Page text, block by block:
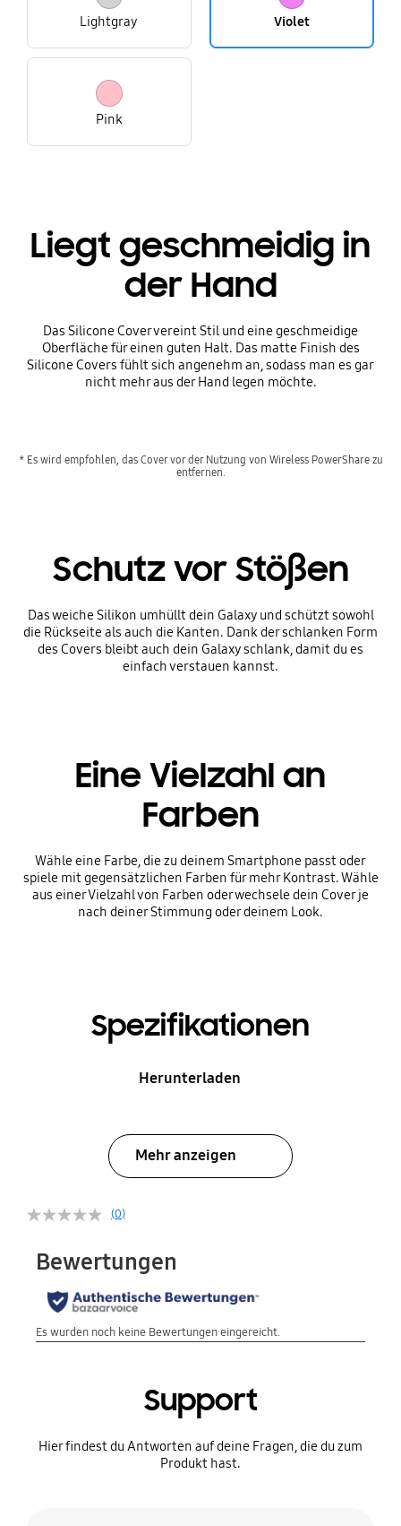
Lightgray Violet
Pink
Liegt geschmeidig in
der Hand
Das Silicone Cover vereint Stil und eine geschmeidige
Oberfläche für einen guten Halt. Das matte Finish des
Silicone Covers fühlt sich angenehm an, sodass man es gar
nicht mehr aus der Hand legen möchte.
* Es wird empfohlen, das Cover vor der Nutzung von Wireless PowerShare zu
entfernen.
Schutz vor Stößen
Das weiche Silikon umhüllt dein Galaxy und schützt sowohl
die Rückseite als auch die Kanten. Dank der schlanken Form
des Covers bleibt auch dein Galaxy schlank, damit du es
einfach verstauen kannst.
Eine Vielzahl an
Farben
Wähle eine Farbe, die zu deinem Smartphone passt oder
spiele mit gegensätzlichen Farben für mehr Kontrast. Wähle
aus einer Vielzahl von Farben oder wechsele dein Cover je
nach deiner Stimmung oder deinem Look.
Spezifikationen
Herunterladen
Mehr anzeigen
(0)
Support
Hier findest du Antworten auf deine Fragen, die du zum
Produkt hast.